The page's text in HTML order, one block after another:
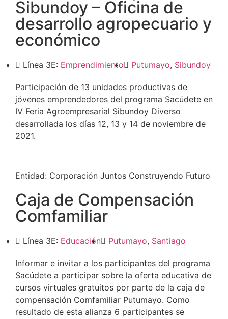
Sibundoy – Oficina de
desarrollo agropecuario y
económico
Línea 3E: Emprendimiento Putumayo, Sibundoy
Participación de 13 unidades productivas de
jóvenes emprendedores del programa Sacúdete en
IV Feria Agroempresarial Sibundoy Diverso
desarrollada los días 12, 13 y 14 de noviembre de
2021.
Entidad: Corporación Juntos Construyendo Futuro
Caja de Compensación
Comfamiliar
Línea 3E: Educación Putumayo, Santiago
Informar e invitar a los participantes del programa
Sacúdete a participar sobre la oferta educativa de
cursos virtuales gratuitos por parte de la caja de
compensación Comfamiliar Putumayo. Como
resultado de esta alianza 6 participantes se